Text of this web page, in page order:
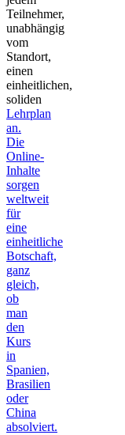
Teilnehmer,
unabhängig
vom
Standort,
einen
einheitlichen,
soliden
Lehrplan
an.
Die
Online-
Inhalte
sorgen
weltweit
für
eine
einheitliche
Botschaft,
ganz
gleich,
ob
man
den
Kurs
in
Spanien,
Brasilien
oder
China
absolviert.